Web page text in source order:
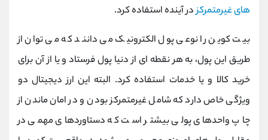
های غیرمتمرکزدر آینده استفاده کرد.
بیت کوین را نوعی پول الکترونیک می دانند که می توان از
طریق این پول، به هر نقطه ای از دنیا پول فرستاد و یا از آن برای
خرید کالا و یا خدمات استفاده کرد. البته این ارز دیجیتال دو
ویژگی خاص دارد که شامل غیرمتمرکز بودن و در امان ماندن از
چاپ واحدهای پولی بیشتر است که دستاوردهای مهمی در